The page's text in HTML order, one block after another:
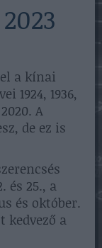
a kínai
1924, 1936,
2020. A
de ez is
és 25., a
és október.
kedvező a